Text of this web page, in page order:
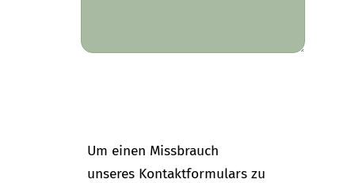
Um einen Missbrauch
unseres Kontaktformulars zu